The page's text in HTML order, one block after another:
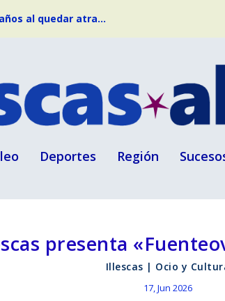
al quedar atra...
Deportes Región
presenta
Illescas | Ocio y
17, Jun 2026